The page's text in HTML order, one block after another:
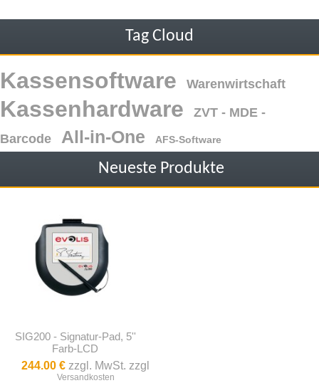
Tag Cloud
Kassensoftware Warenwirtschaft
Kassenhardware
ZVT - MDE -
Barcode
All-in-One AFS-Software
Neueste Produkte
SIG200 - Signatur-Pad, 5''
Farb-LCD
244.00 € zzgl. MwSt. zzgl
Versandkosten